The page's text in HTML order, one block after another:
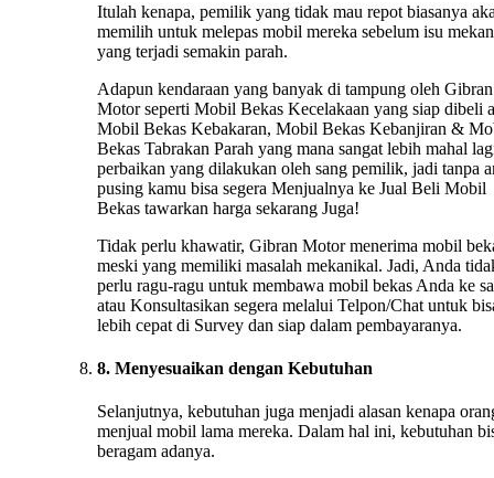
Itulah kenapa, pemilik yang tidak mau repot biasanya
memilih untuk melepas mobil mereka sebelum isu
yang terjadi semakin parah.
Adapun kendaraan yang banyak di tampung oleh Gibran
Motor seperti Mobil Bekas Kecelakaan yang siap dibeli
Mobil Bekas Kebakaran, Mobil Bekas Kebanjiran &
Bekas Tabrakan Parah yang mana sangat lebih mahal
perbaikan yang dilakukan oleh sang pemilik, jadi tanpa
pusing kamu bisa segera Menjualnya ke Jual Beli Mobil
Bekas tawarkan harga sekarang Juga!
Tidak perlu khawatir, Gibran Motor menerima mobil
meski yang memiliki masalah mekanikal. Jadi, Anda
perlu ragu-ragu untuk membawa mobil bekas Anda ke
atau Konsultasikan segera melalui Telpon/Chat untuk
lebih cepat di Survey dan siap dalam pembayaranya.
8. Menyesuaikan dengan Kebutuhan
Selanjutnya, kebutuhan juga menjadi alasan kenapa
menjual mobil lama mereka. Dalam hal ini, kebutuhan
beragam adanya.